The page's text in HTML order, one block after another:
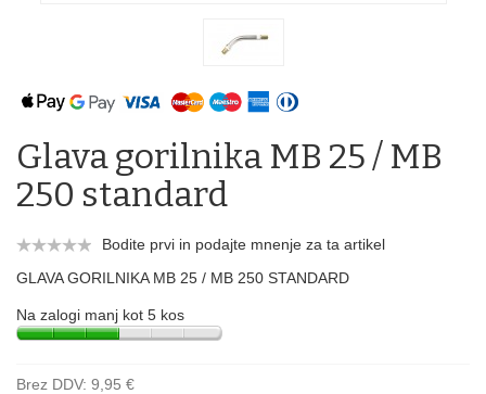
Glava gorilnika MB 25 / MB
250 standard
Bodite prvi in podajte mnenje za ta artikel
GLAVA GORILNIKA MB 25 / MB 250 STANDARD
Na zalogi manj kot 5 kos
Brez DDV: 9,95 €